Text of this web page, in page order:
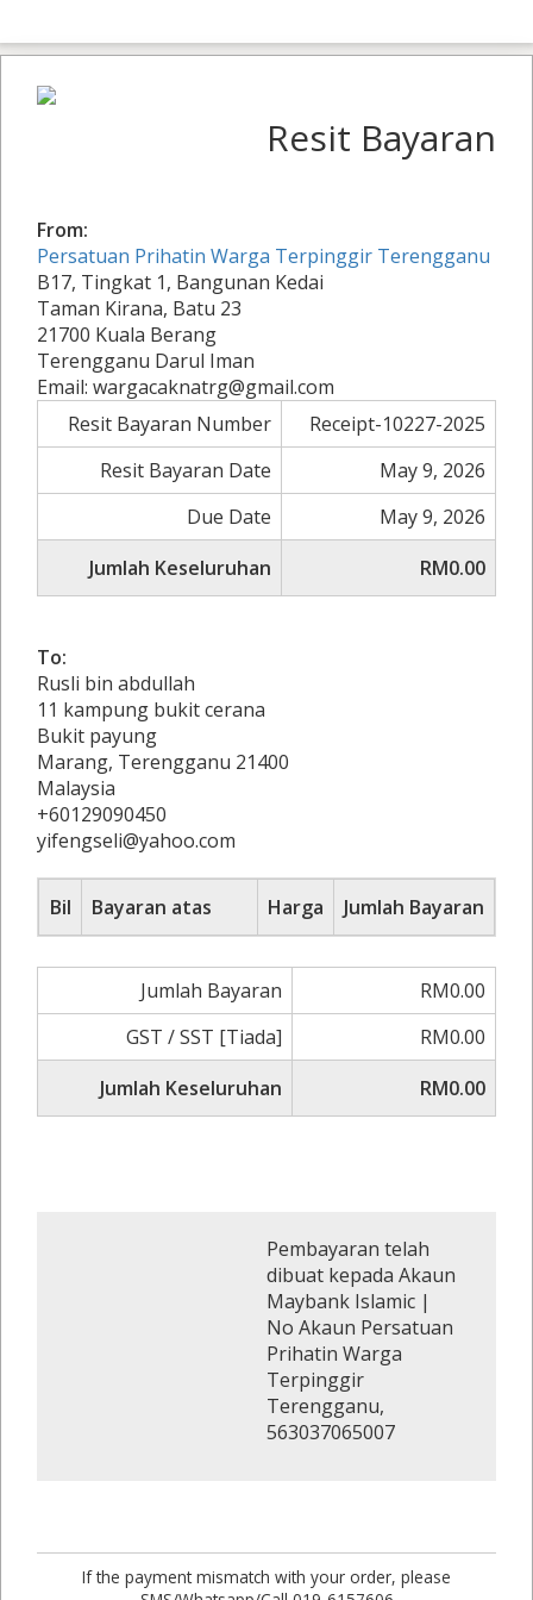
Resit Bayaran
From:
Persatuan Prihatin Warga Terpinggir Terengganu
B17, Tingkat 1, Bangunan Kedai
Taman Kirana, Batu 23
21700 Kuala Berang
Terengganu Darul Iman
Email: wargacaknatrg@gmail.com
Resit Bayaran Number
Receipt-10227-2025
Resit Bayaran Date
May 9, 2026
Due Date
May 9, 2026
Jumlah Keseluruhan
RM0.00
To:
Rusli bin abdullah
11 kampung bukit cerana
Bukit payung
Marang, Terengganu 21400
Malaysia
+60129090450
yifengseli@yahoo.com
Bil Bayaran atas Harga Jumlah Bayaran
Jumlah Bayaran
RM0.00
GST / SST [Tiada]
RM0.00
Jumlah Keseluruhan
RM0.00
Pembayaran telah
dibuat kepada Akaun
Maybank Islamic |
No Akaun Persatuan
Prihatin Warga
Terpinggir
Terengganu,
563037065007
If the payment mismatch with your order, please